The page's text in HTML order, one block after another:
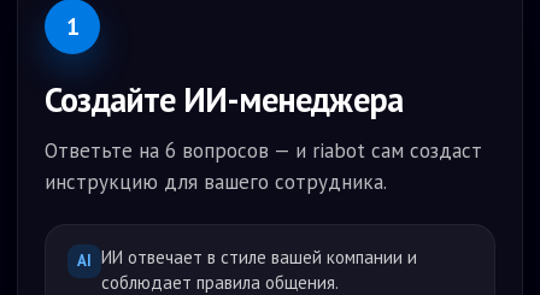
1
Создайте ИИ-менеджера
Ответьте на 6 вопросов — и riabot сам создаст
инструкцию для вашего сотрудника.
AI ИИ отвечает в стиле вашей компании и
соблюдает правила общения.